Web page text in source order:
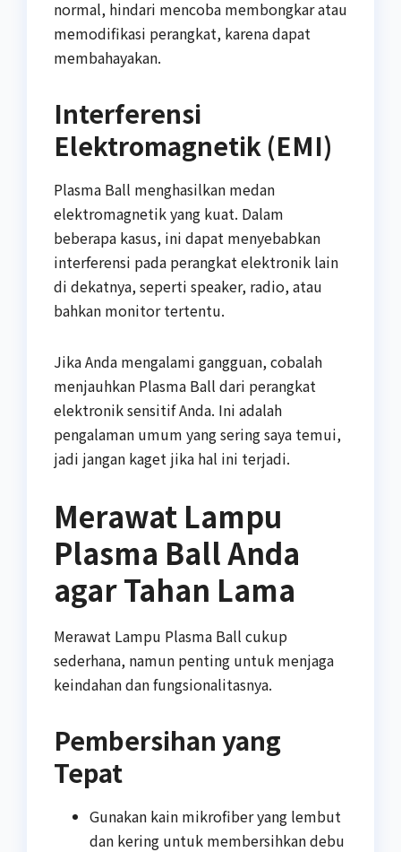
normal, hindari mencoba membongkar atau
memodifikasi perangkat, karena dapat
membahayakan.
Interferensi
Elektromagnetik (EMI)
Plasma Ball menghasilkan medan
elektromagnetik yang kuat. Dalam
beberapa kasus, ini dapat menyebabkan
interferensi pada perangkat elektronik lain
di dekatnya, seperti speaker, radio, atau
bahkan monitor tertentu.
Jika Anda mengalami gangguan, cobalah
menjauhkan Plasma Ball dari perangkat
elektronik sensitif Anda. Ini adalah
pengalaman umum yang sering saya temui,
jadi jangan kaget jika hal ini terjadi.
Merawat Lampu
Plasma Ball Anda
agar Tahan Lama
Merawat Lampu Plasma Ball cukup
sederhana, namun penting untuk menjaga
keindahan dan fungsionalitasnya.
Pembersihan yang
Tepat
Gunakan kain mikrofiber yang lembut
dan kering untuk membersihkan debu